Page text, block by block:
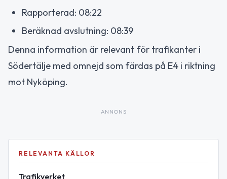
Rapporterad: 08:22
Beräknad avslutning: 08:39
Denna information är relevant för trafikanter i
Södertälje med omnejd som färdas på E4 i riktning
mot Nyköping.
ANNONS
RELEVANTA KÄLLOR
Trafikverket